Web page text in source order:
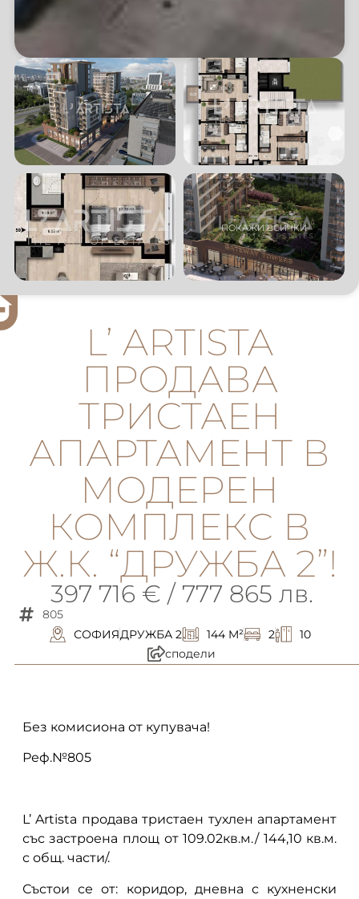
L’ ARTISTA
ПРОДАВА
ТРИСТАЕН
АПАРТАМЕНТ В
МОДЕРЕН
КОМПЛЕКС В
Ж.К. “ДРУЖБА 2”!
397 716 € / 777 865 лв.
805
СОФИЯДРУЖБА 2 144 M² 2
10
сподели
Без комисиона от купувача!
Реф.№805
L’ Artista продава тристаен тухлен апартамент
със застроена площ от 109.02кв.м./ 144,10 кв.м.
с общ. части/.
Състои се от: коридор, дневна с кухненски